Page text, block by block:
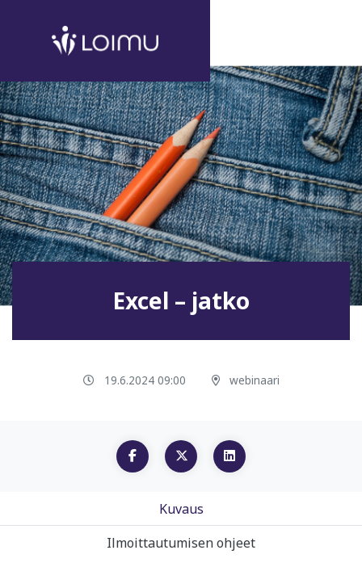
Excel – jatko
19.6.2024 09:00 webinaari
Kuvaus
Ilmoittautumisen ohjeet